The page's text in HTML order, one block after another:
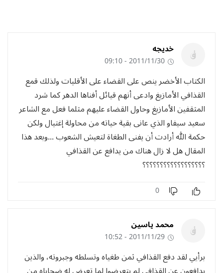
خديجه
2011/11/30 - 09:10
الكتاب الأخضر ينص على القضاء على الأقليات ولذلك قمع
القذافي الأمازيغ وادعى أنهم قيائل أفناها الدهر كما شرد
المثقفين الأمازيغ وحاول القضاء عليهم مثلما فعل مع الشاعر
سعيد سيفاو الذي عانى بقية حياته من محاولة إغتيال ولكن
حكمة الله أرادت أن يفنى الطغاة لتعيش الشعوب ...وبعد هذا
المقال هل لا زال هناك من يدافع عن القذافي
؟؟؟؟؟؟؟؟؟؟؟؟؟؟؟؟؟؟
0
محمد ياسين
2011/11/29 - 10:52
برأيي لقد دفع القذافي ثمن طغياه وتسلطه وجبروته، والذين